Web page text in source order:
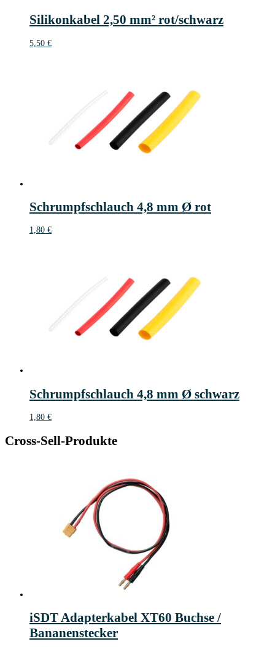
Silikonkabel 2,50 mm² rot/schwarz
5,50 €
Schrumpfschlauch 4,8 mm Ø rot
1,80 €
Schrumpfschlauch 4,8 mm Ø schwarz
1,80 €
Cross-Sell-Produkte
iSDT Adapterkabel XT60 Buchse /
Bananenstecker